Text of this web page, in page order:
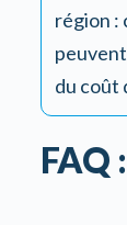
région :
du coût
FAQ